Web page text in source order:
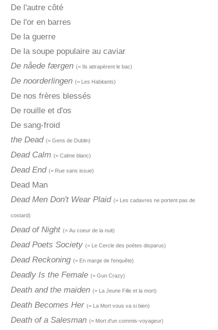
De l'autre côté
De l'or en barres
De la guerre
De la soupe populaire au caviar
De nåede færgen (= Ils attrapèrent le bac)
De noorderlingen (= Les Habitants)
De nos frères blessés
De rouille et d'os
De sang-froid
the Dead (= Gens de Dublin)
Dead Calm (= Calme blanc)
Dead End (= Rue sans issue)
Dead Man
Dead Men Don't Wear Plaid (= Les cadavres ne portent pas de
costard)
Dead of Night (= Au coeur de la nuit)
Dead Poets Society (= Le Cercle des poètes disparus)
Dead Reckoning (= En marge de l'enquête)
Deadly Is the Female (= Gun Crazy)
Death and the maiden (= La Jeune Fille et la mort)
Death Becomes Her (= La Mort vous va si bien)
Death of a Salesman (= Mort d'un commis-voyageur)